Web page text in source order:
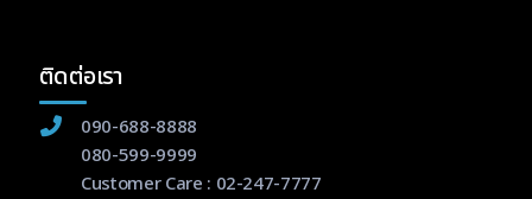
ติดต่อเรา
090-688-8888
080-599-9999
Customer Care : 02-247-7777